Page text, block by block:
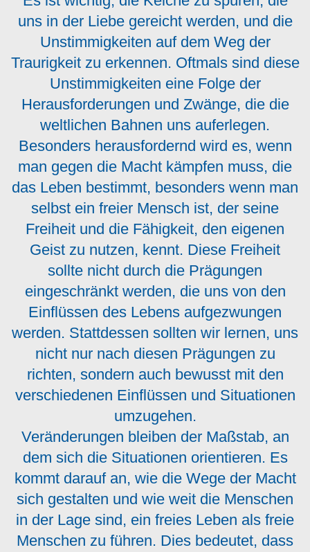
uns in der Liebe gereicht werden, und die
Unstimmigkeiten auf dem Weg der
Traurigkeit zu erkennen. Oftmals sind diese
Unstimmigkeiten eine Folge der
Herausforderungen und Zwänge, die die
weltlichen Bahnen uns auferlegen.
Besonders herausfordernd wird es, wenn
man gegen die Macht kämpfen muss, die
das Leben bestimmt, besonders wenn man
selbst ein freier Mensch ist, der seine
Freiheit und die Fähigkeit, den eigenen
Geist zu nutzen, kennt. Diese Freiheit
sollte nicht durch die Prägungen
eingeschränkt werden, die uns von den
Einflüssen des Lebens aufgezwungen
werden. Stattdessen sollten wir lernen, uns
nicht nur nach diesen Prägungen zu
richten, sondern auch bewusst mit den
verschiedenen Einflüssen und Situationen
umzugehen.
Veränderungen bleiben der Maßstab, an
dem sich die Situationen orientieren. Es
kommt darauf an, wie die Wege der Macht
sich gestalten und wie weit die Menschen
in der Lage sind, ein freies Leben als freie
Menschen zu führen. Dies bedeutet, dass